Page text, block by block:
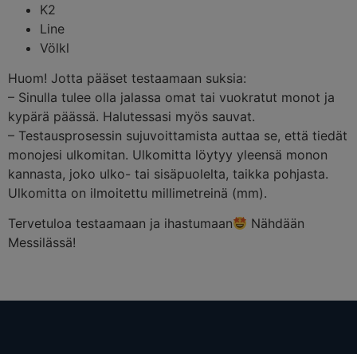
K2
Line
Völkl
Huom! Jotta pääset testaamaan suksia:
– Sinulla tulee olla jalassa omat tai vuokratut monot ja
kypärä päässä. Halutessasi myös sauvat.
– Testausprosessin sujuvoittamista auttaa se, että tiedät
monojesi ulkomitan. Ulkomitta löytyy yleensä monon
kannasta, joko ulko- tai sisäpuolelta, taikka pohjasta.
Ulkomitta on ilmoitettu millimetreinä (mm).
Tervetuloa testaamaan ja ihastumaan
Nähdään
Messilässä!